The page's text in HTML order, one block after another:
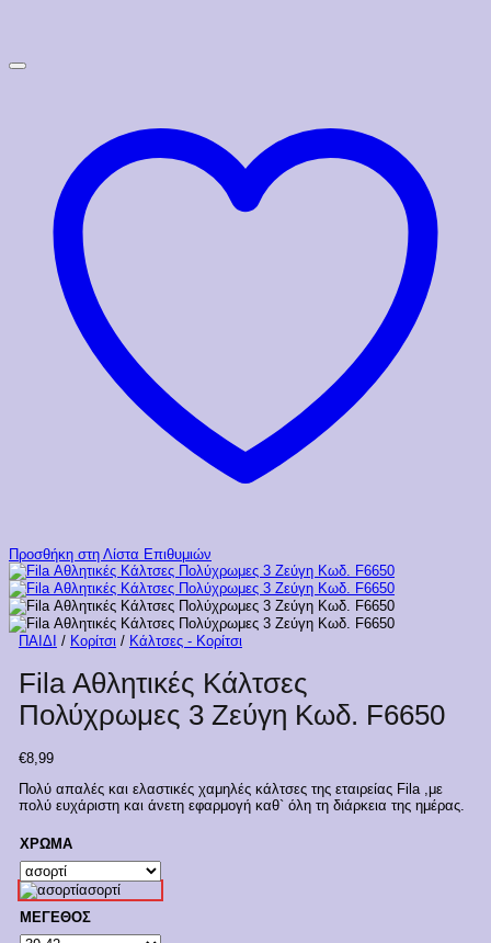
Προσθήκη στη Λίστα Επιθυμιών
ΠΑΙΔΙ / Κορίτσι / Κάλτσες - Κορίτσι
Fila Αθλητικές Κάλτσες
Πολύχρωμες 3 Ζεύγη Κωδ. F6650
€8,99
Πολύ απαλές και ελαστικές χαμηλές κάλτσες της εταιρείας Fila ,με
πολύ ευχάριστη και άνετη εφαρμογή καθ` όλη τη διάρκεια της ημέρας.
ΧΡΩΜΑ
ασορτί
ΜΕΓΕΘΟΣ